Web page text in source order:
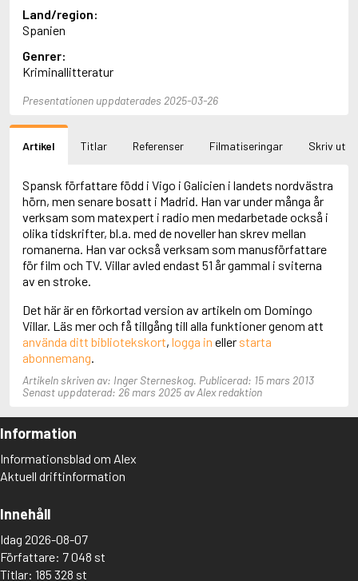
Adams, Jane
Adams, Richard
Adbåge, Emma
Adbåge, Lisen
Adelborg, Ottilia
Adiga, Aravind
Adnan, Etel
Adolfsson, Evert
Adolfsson, Gunnar
Adolfsson, Josefine
Adolfsson, Maria
Adolphsen, Peter
Land/region:
Spanien
Genrer:
Kriminallitteratur
Presentationen uppdaterades 2025-03-26
Artikel Titlar Referenser Filmatiseringar Skriv ut
Spansk författare född i Vigo i Galicien i landets nordvästra
hörn, men senare bosatt i Madrid. Han var under många år
verksam som matexpert i radio men medarbetade också i
olika tidskrifter, bl.a. med de noveller han skrev mellan
romanerna. Han var också verksam som manusförfattare
för film och TV. Villar avled endast 51 år gammal i sviterna
av en stroke.
Det här är en förkortad version av artikeln om Domingo
Villar. Läs mer och få tillgång till alla funktioner genom att
använda ditt bibliotekskort, logga in eller starta
abonnemang
Artikeln skriven av: Inger Sterneskog. Publicerad: 15 mars 2013
Senast uppdaterad: 26 mars 2025 av Alex redaktion
Information
Informationsblad om Alex
Aktuell driftinformation
Innehåll
Idag 2026-08-07
Författare: 7 048 st
Titlar: 185 328 st